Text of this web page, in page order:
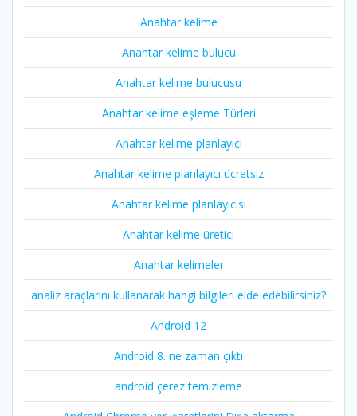
Anahtar kelime
Anahtar kelime bulucu
Anahtar kelime bulucusu
Anahtar kelime eşleme Türleri
Anahtar kelime planlayıcı
Anahtar kelime planlayıcı ücretsiz
Anahtar kelime planlayıcısı
Anahtar kelime üretici
Anahtar kelimeler
analiz araçlarını kullanarak hangi bilgileri elde edebilirsiniz?
Android 12
Android 8. ne zaman çıktı
android çerez temizleme